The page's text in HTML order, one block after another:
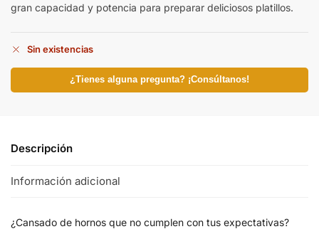
gran capacidad y potencia para preparar deliciosos platillos.
Sin existencias
¿Tienes alguna pregunta? ¡Consúltanos!
Descripción
Información adicional
¿Cansado de hornos que no cumplen con tus expectativas?